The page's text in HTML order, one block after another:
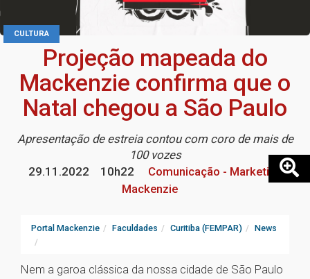
CULTURA
Projeção mapeada do
Mackenzie confirma que o
Natal chegou a São Paulo
Apresentação de estreia contou com coro de mais de
100 vozes
29.11.2022
10h22
Comunicação - Marketing
Mackenzie
Portal Mackenzie Faculdades Curitiba (FEMPAR) News
Nem a garoa clássica da nossa cidade de São Paulo